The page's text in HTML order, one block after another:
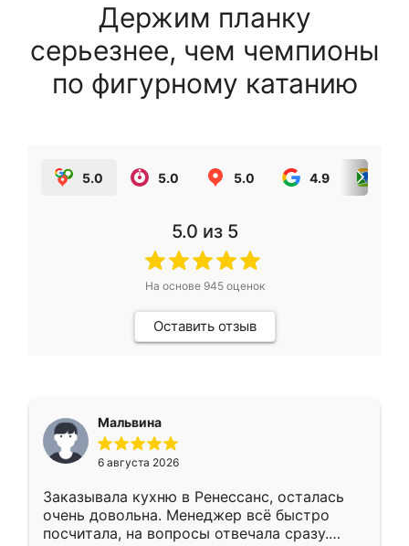
Держим планку
серьезнее, чем чемпионы
по фигурному катанию
5.0 5.0 5.0 4.9
5.0 из 5
На основе 945оценок
Оставить отзыв
Мальвина
6 августа 2026
Заказывала кухню в Ренессанс, осталась
очень довольна. Менеджер всё быстро
посчитала, на вопросы отвечала сразу.